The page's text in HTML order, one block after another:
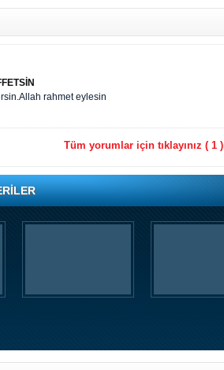
rahmet eylesin
Tüm yorumlar için tıklayınız ( 1 )